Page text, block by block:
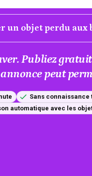
un objet perdu aux
Publiez
peut
Sans connaissance
automatique avec les